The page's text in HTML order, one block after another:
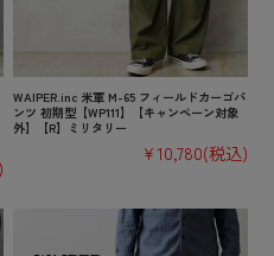
WAIPER.inc 米軍 M-65 フィールドカーゴパ
ンツ 初期型【WP111】【キャンペーン対象
外】【R】ミリタリー
¥10,780(税込)